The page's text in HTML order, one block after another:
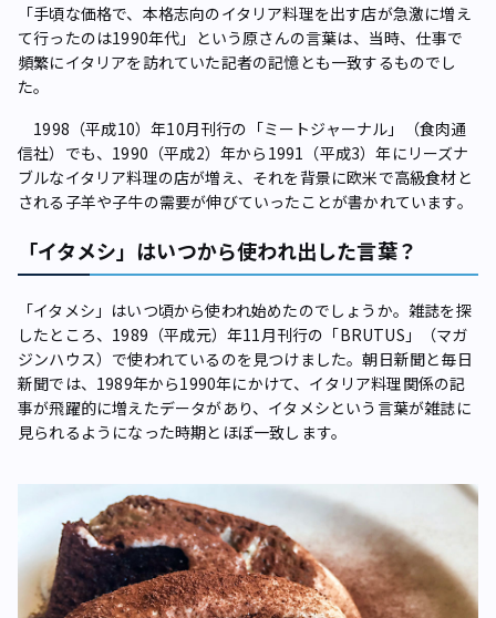
「手頃な価格で、本格志向のイタリア料理を出す店が急激に増え
て行ったのは1990年代」という原さんの言葉は、当時、仕事で
頻繁にイタリアを訪れていた記者の記憶とも一致するものでし
た。
1998（平成10）年10月刊行の「ミートジャーナル」（食肉通
信社）でも、1990（平成2）年から1991（平成3）年にリーズナ
ブルなイタリア料理の店が増え、それを背景に欧米で高級食材と
される子羊や子牛の需要が伸びていったことが書かれています。
「イタメシ」はいつから使われ出した言葉？
「イタメシ」はいつ頃から使われ始めたのでしょうか。雑誌を探
したところ、1989（平成元）年11月刊行の「BRUTUS」（マガ
ジンハウス）で使われているのを見つけました。朝日新聞と毎日
新聞では、1989年から1990年にかけて、イタリア料理関係の記
事が飛躍的に増えたデータがあり、イタメシという言葉が雑誌に
見られるようになった時期とほぼ一致します。